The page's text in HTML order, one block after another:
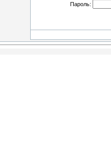
Пароль: